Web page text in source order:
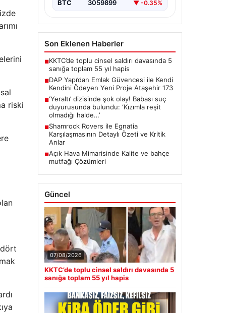
riski
BTC 3059899 ▼ -0.35%
Son Eklenen Haberler
■KKTC’de toplu cinsel saldırı davasında 5
sanığa toplam 55 yıl hapis
■DAP Yapı’dan Emlak Güvencesi ile Kendi
Kendini Ödeyen Yeni Proje Ataşehir 173
■‘Yeraltı’ dizisinde şok olay! Babası suç
duyurusunda bulundu: ‘Kızımla reşit
olmadığı halde…’
■Shamrock Rovers ile Egnatia
Karşılaşmasının Detaylı Özeti ve Kritik
Anlar
■Açık Hava Mimarisinde Kalite ve bahçe
mutfağı Çözümleri
Güncel
07/08/2026
KKTC’de toplu cinsel saldırı davasında 5
sanığa toplam 55 yıl hapis